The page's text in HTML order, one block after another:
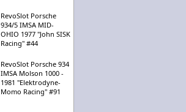
RevoSlot Porsche
934/5 IMSA MID-
OHIO 1977 "John SISK
Racing" #44
RevoSlot Porsche 934
IMSA Molson 1000 -
1981 "Elektrodyne-
Momo Racing" #91